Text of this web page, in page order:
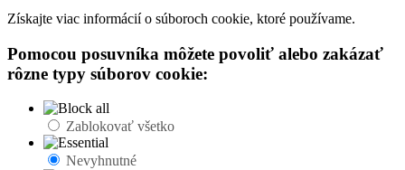
Získajte viac informácií o súboroch cookie, ktoré používame.
Pomocou posuvníka môžete povoliť alebo zakázať
rôzne typy súborov cookie:
Zablokovať všetko
Nevyhnutné